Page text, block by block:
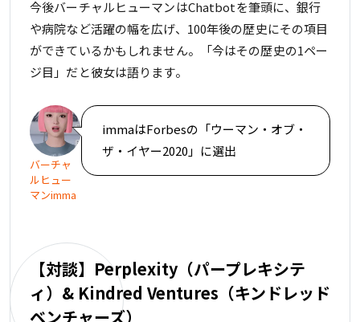
今後バーチャルヒューマンはChatbotを筆頭に、銀行
や病院など活躍の幅を広げ、100年後の歴史にその項目
ができているかもしれません。「今はその歴史の1ペー
ジ目」だと彼女は語ります。
バーチャ
ルヒュー
マンimma
immaはForbesの「ウーマン・オブ・
ザ・イヤー2020」に選出
【対談】Perplexity（パープレキシテ
ィ）& Kindred Ventures（キンドレッド
ベンチャーズ）